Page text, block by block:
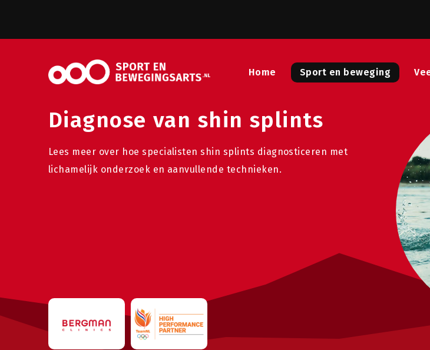
Home Sport en beweging
Diagnose van shin splints
Lees meer over hoe specialisten shin splints diagnosticeren met
lichamelijk onderzoek en aanvullende technieken.